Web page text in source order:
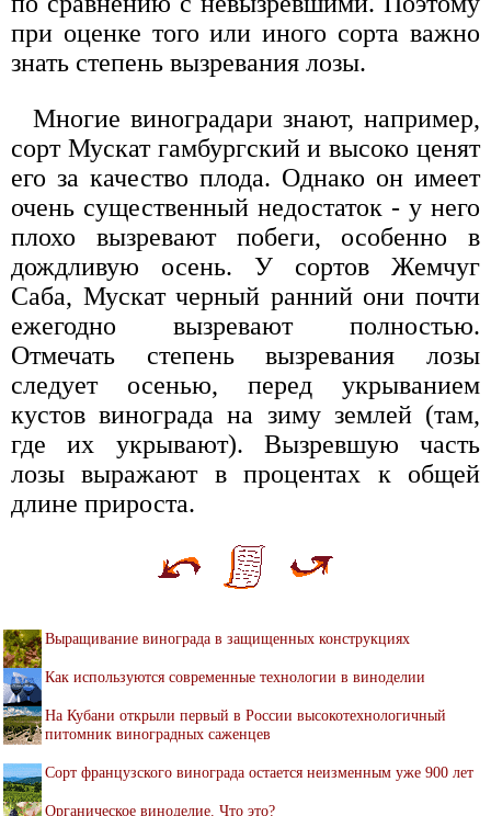
при оценке того или иного сорта важно
знать степень вызревания лозы.
Многие виноградари знают, например,
сорт Мускат гамбургский и высоко ценят
его за качество плода. Однако он имеет
очень существенный недостаток - у него
плохо вызревают побеги, особенно в
дождливую осень. У сортов Жемчуг
Саба, Мускат черный ранний они почти
ежегодно вызревают полностью.
Отмечать степень вызревания лозы
следует осенью, перед укрыванием
кустов винограда на зиму землей (там,
где их укрывают). Вызревшую часть
лозы выражают в процентах к общей
длине прироста.
Выращивание винограда в защищенных конструкциях
Как используются современные технологии в виноделии
На Кубани открыли первый в России высокотехнологичный
питомник виноградных саженцев
Сорт французского винограда остается неизменным уже 900 лет
Органическое виноделие. Что это?